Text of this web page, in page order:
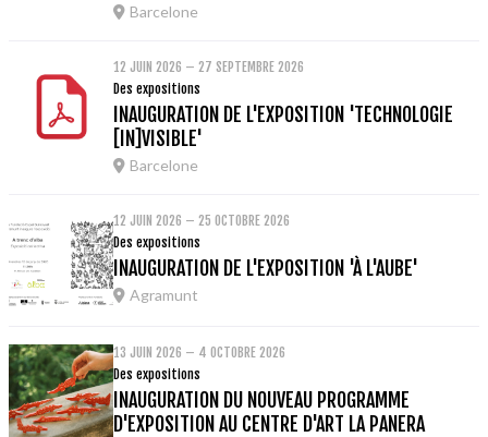
Barcelone
12 JUIN 2026 – 27 SEPTEMBRE 2026
Des expositions
INAUGURATION DE L'EXPOSITION 'TECHNOLOGIE
[IN]VISIBLE'
Barcelone
12 JUIN 2026 – 25 OCTOBRE 2026
Des expositions
INAUGURATION DE L'EXPOSITION 'À L'AUBE'
Agramunt
13 JUIN 2026 – 4 OCTOBRE 2026
Des expositions
INAUGURATION DU NOUVEAU PROGRAMME
D'EXPOSITION AU CENTRE D'ART LA PANERA